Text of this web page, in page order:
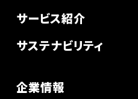
サービス紹介
サステナビリティ
企業情報